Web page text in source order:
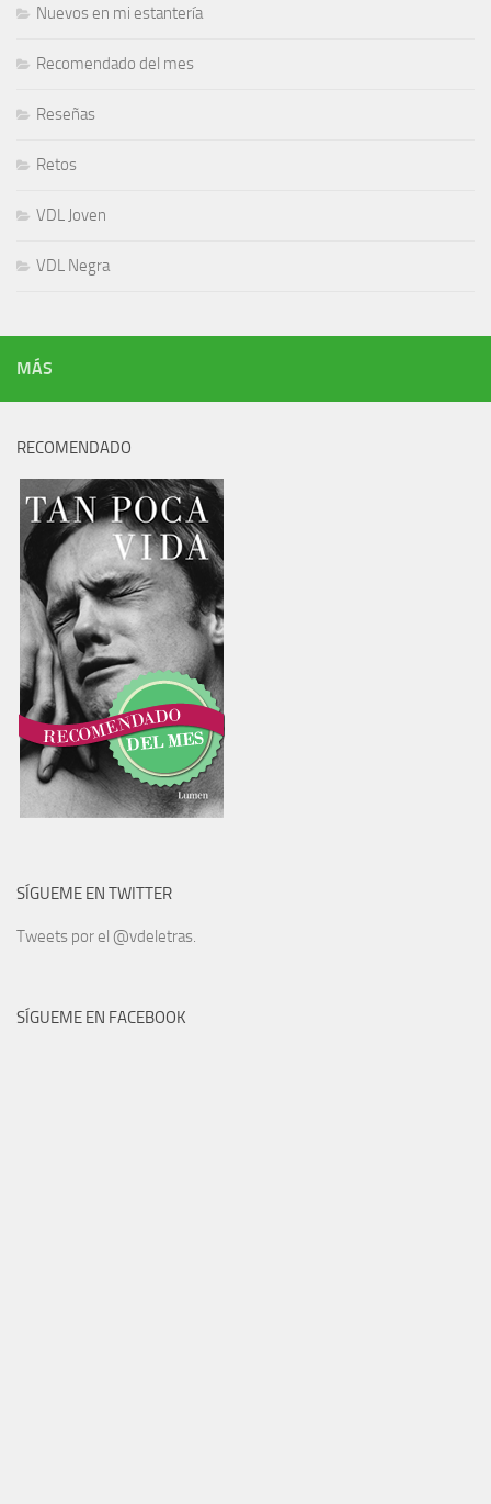
Nuevos en mi estantería
Recomendado del mes
Reseñas
Retos
VDL Joven
VDL Negra
MÁS
RECOMENDADO
SÍGUEME EN TWITTER
Tweets por el @vdeletras.
SÍGUEME EN FACEBOOK